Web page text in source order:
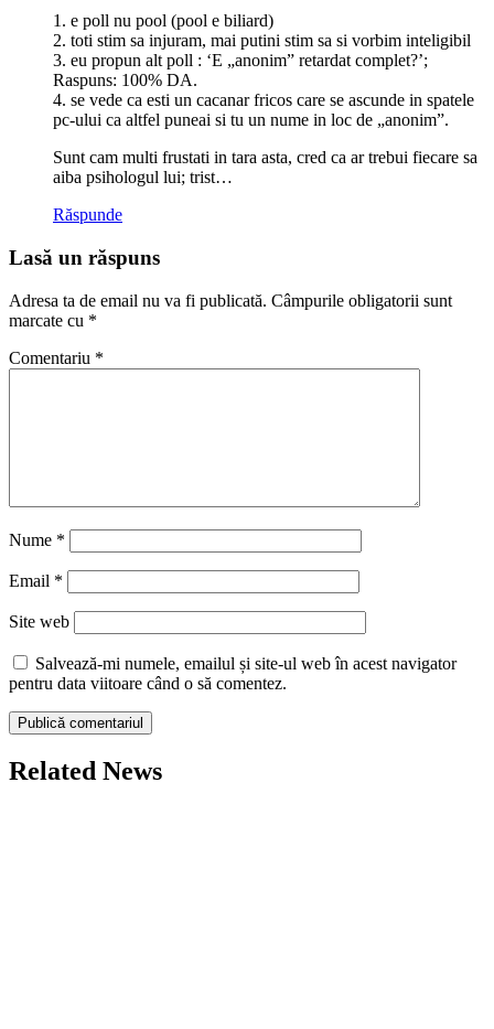
1. e poll nu pool (pool e biliard)
2. toti stim sa injuram, mai putini stim sa si vorbim inteligibil
3. eu propun alt poll : ‘E „anonim” retardat complet?’;
Raspuns: 100% DA.
4. se vede ca esti un cacanar fricos care se ascunde in spatele
pc-ului ca altfel puneai si tu un nume in loc de „anonim”.
Sunt cam multi frustati in tara asta, cred ca ar trebui fiecare sa
aiba psihologul lui; trist…
Răspunde
Lasă un răspuns
Adresa ta de email nu va fi publicată. Câmpurile obligatorii sunt
marcate cu *
Comentariu *
Nume *
Email *
Site web
Salvează-mi numele, emailul și site-ul web în acest navigator
pentru data viitoare când o să comentez.
Related News